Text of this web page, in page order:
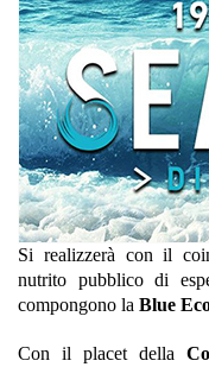
Si realizzerà con il
nutrito pubblico di
compongono la Blue
Con il placet della